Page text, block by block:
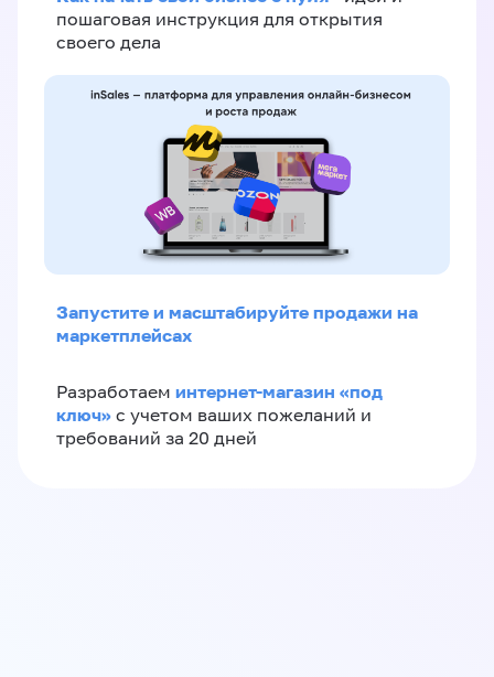
пошаговая инструкция для открытия
своего дела
Запустите и масштабируйте продажи на
маркетплейсах
Разработаем интернет-магазин «‎под
ключ»‎ с учетом ваших пожеланий и
требований за 20 дней